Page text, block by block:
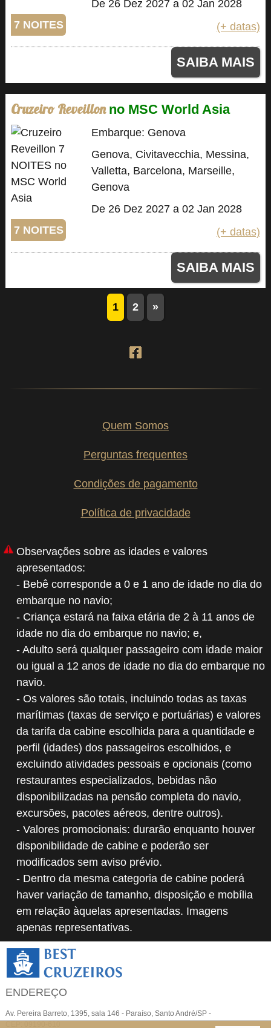
7 NOITES
De 26 Dez 2027 a 02 Jan 2028
(+ datas)
SAIBA MAIS
Cruzeiro Reveillon no MSC World Asia
7 NOITES
Embarque: Genova
Genova, Civitavecchia, Messina,
Valletta, Barcelona, Marseille,
Genova
De 26 Dez 2027 a 02 Jan 2028
(+ datas)
SAIBA MAIS
1 2 »
Quem Somos
Perguntas frequentes
Condições de pagamento
Política de privacidade
Observações sobre as idades e valores
apresentados:
- Bebê corresponde a 0 e 1 ano de idade no dia do
embarque no navio;
- Criança estará na faixa etária de 2 à 11 anos de
idade no dia do embarque no navio; e,
- Adulto será qualquer passageiro com idade maior
ou igual a 12 anos de idade no dia do embarque no
navio.
- Os valores são totais, incluindo todas as taxas
marítimas (taxas de serviço e portuárias) e valores
da tarifa da cabine escolhida para a quantidade e
perfil (idades) dos passageiros escolhidos, e
excluindo atividades pessoais e opcionais (como
restaurantes especializados, bebidas não
disponibilizadas na pensão completa do navio,
excursões, pacotes aéreos, dentre outros).
- Valores promocionais: durarão enquanto houver
disponibilidade de cabine e poderão ser
modificados sem aviso prévio.
- Dentro da mesma categoria de cabine poderá
haver variação de tamanho, disposição e mobília
em relação àquelas apresentadas. Imagens
apenas representativas.
ENDEREÇO
Av. Pereira Barreto, 1395, sala 146 - Paraíso, Santo André/SP -